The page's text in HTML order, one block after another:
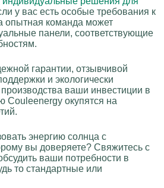
у вас есть особые требования к
опытная команда может
панели, соответствующие
гарантии, отзывчивой
и экологически
ваши инвестиции в
Couleenergy окупятся на
энергию солнца с
вы доверяете? Свяжитесь с
ваши потребности в
то стандартные или